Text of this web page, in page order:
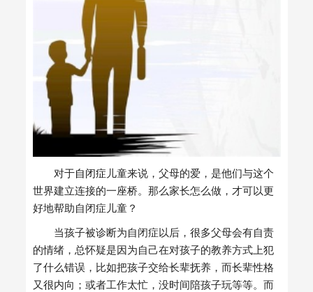
对于自闭症 儿童来说，父母的爱，是他们与这个
世界建立连接的一座桥。那么家长怎么做，才可以更
好地帮助自闭症儿童？
当孩子被诊断为自闭症以后，很多父母会有自责
的情绪，总怀疑是因为自己在对孩子的教养方式上犯
了什么错误，比如把孩子交给长辈抚养，而长辈性格
又很内向；或者工作太忙，没时间陪孩子玩等等。而